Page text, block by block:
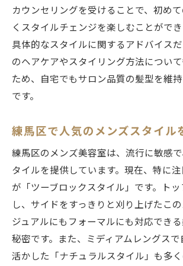
カウンセリングを受けることで、初め
くスタイルチェンジを楽しむことができ
具体的なスタイルに関するアドバイス
のヘアケアやスタイリング方法につい
ため、自宅でもサロン品質の髪型を維
です。
練馬区で人気のメンズスタイル
練馬区のメンズ美容室は、流行に敏感
タイルを提供しています。現在、特に
が「ツーブロックスタイル」です。ト
し、サイドをすっきりと刈り上げたこ
ジュアルにもフォーマルにも対応でき
秘密です。また、ミディアムレングス
活かした「ナチュラルスタイル」も多